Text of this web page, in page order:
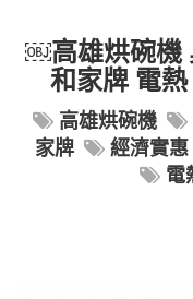
￼高雄烘碗機
和家牌 電
高雄烘碗機
家牌
經濟實惠
電